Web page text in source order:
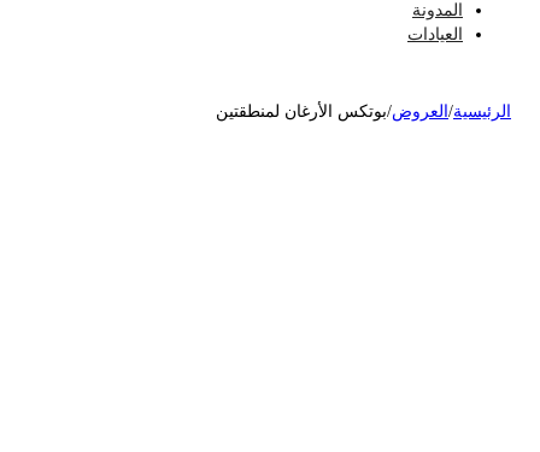
المدونة
العيادات
/العروض بوتكس الأرغان لمنطقتين